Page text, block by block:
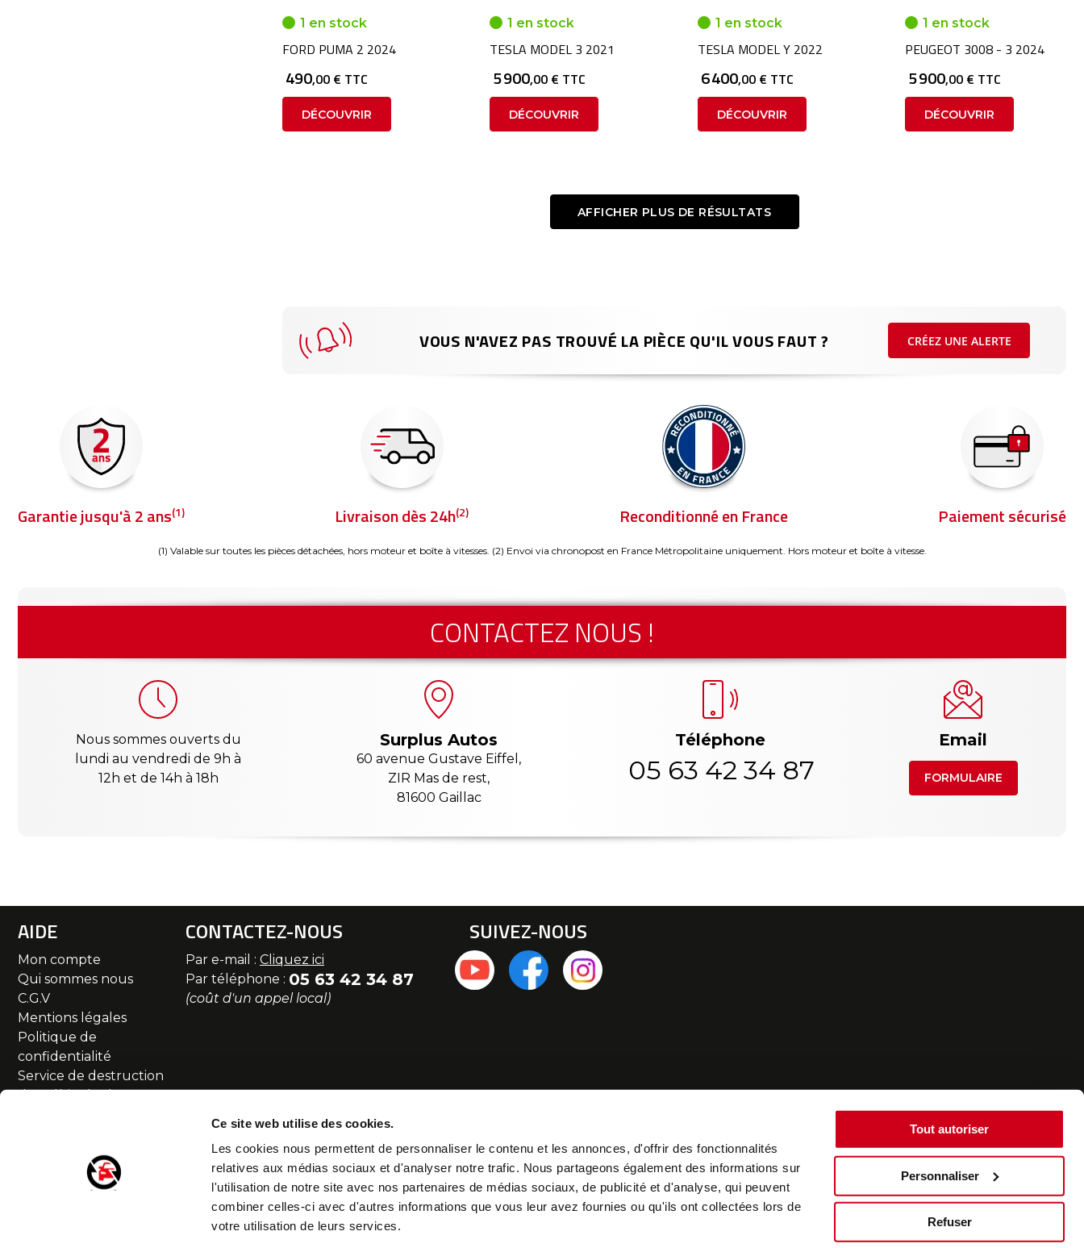
Ce site web utilise des cookies.
Les cookies nous permettent de personnaliser le contenu et les annonces, d'offrir des fonctionnalités
relatives aux médias sociaux et d'analyser notre trafic. Nous partageons également des informations sur
l'utilisation de notre site avec nos partenaires de médias sociaux, de publicité et d'analyse, qui peuvent
combiner celles-ci avec d'autres informations que vous leur avez fournies ou qu'ils ont collectées lors de
votre utilisation de leurs services.
Tout autoriser
Personnaliser
Refuser
1 en stock
FORD PUMA 2 2024
490,00 € TTC
DÉCOUVRIR
1 en stock
TESLA MODEL 3 2021
5 900,00 € TTC
DÉCOUVRIR
1 en stock
TESLA MODEL Y 2022
6 400,00 € TTC
DÉCOUVRIR
1 en stock
PEUGEOT 3008 - 3 2024
5 900,00 € TTC
DÉCOUVRIR
AFFICHER PLUS DE RÉSULTATS
VOUS N'AVEZ PAS TROUVÉ LA PIÈCE QU'IL VOUS FAUT ? CRÉEZ UNE ALERTE
Garantie jusqu'à 2 ans(1) Livraison dès 24h(2) Reconditionné en France Paiement sécurisé
(1) Valable sur toutes les pièces détachées, hors moteur et boîte à vitesses. (2) Envoi via chronopost en France Métropolitaine uniquement. Hors moteur et boîte à vitesse.
CONTACTEZ NOUS !
Nous sommes ouverts du
lundi au vendredi de 9h à
12h et de 14h à 18h
Surplus Autos
60 avenue Gustave Eiffel,
ZIR Mas de rest,
81600 Gaillac
Téléphone
05 63 42 34 87
Email
FORMULAIRE
AIDE
Mon compte
Qui sommes nous
C.G.V
Mentions légales
Politique de
confidentialité
Service de destruction
des véhicules hors
SAV et Retour
Partenaires
Accessibilité numérique
CONTACTEZ-NOUS
Par e-mail : Cliquez ici
Par téléphone : 05 63 42 34 87
(coût d'un appel local)
SUIVEZ-NOUS
©2022 - SurplusAuto - Réalisation : datasolution.fr